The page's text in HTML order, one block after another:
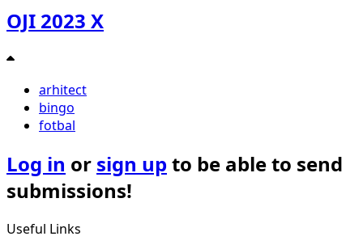
OJI 2023 X
arhitect
bingo
fotbal
Log in or sign upto be able to send
submissions!
Useful Links